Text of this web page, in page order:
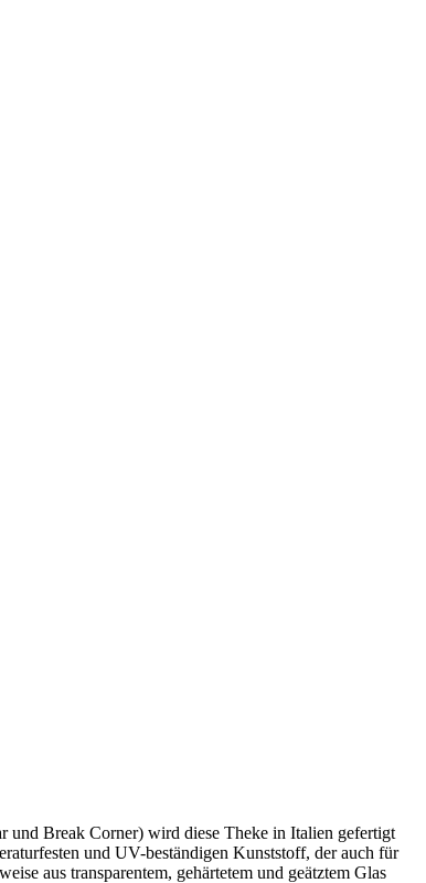
und Break Corner) wird diese Theke in Italien gefertigt
und UV-beständigen Kunststoff, der auch für
aus transparentem, gehärtetem und geätztem Glas